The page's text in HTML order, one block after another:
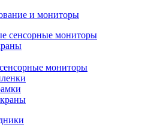
и мониторы
сенсорные мониторы
мониторы